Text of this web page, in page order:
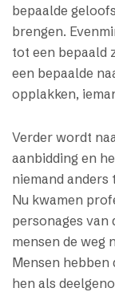
bepaalde
brengen.
tot een bepaald
een bepaalde
opplakken,
Verder wordt
aanbidding en
niemand anders
Nu kwamen
personages van
mensen de weg
Mensen hebben
hen als